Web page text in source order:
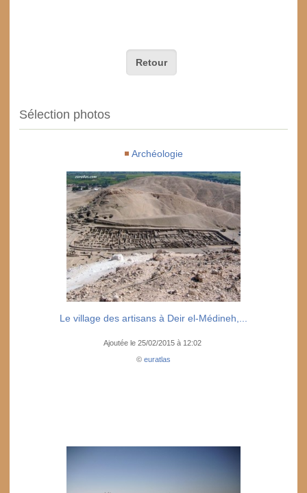
Retour
Sélection photos
Archéologie
Le village des artisans à Deir el-Médineh,...
Ajoutée le 25/02/2015 à 12:02
© euratlas